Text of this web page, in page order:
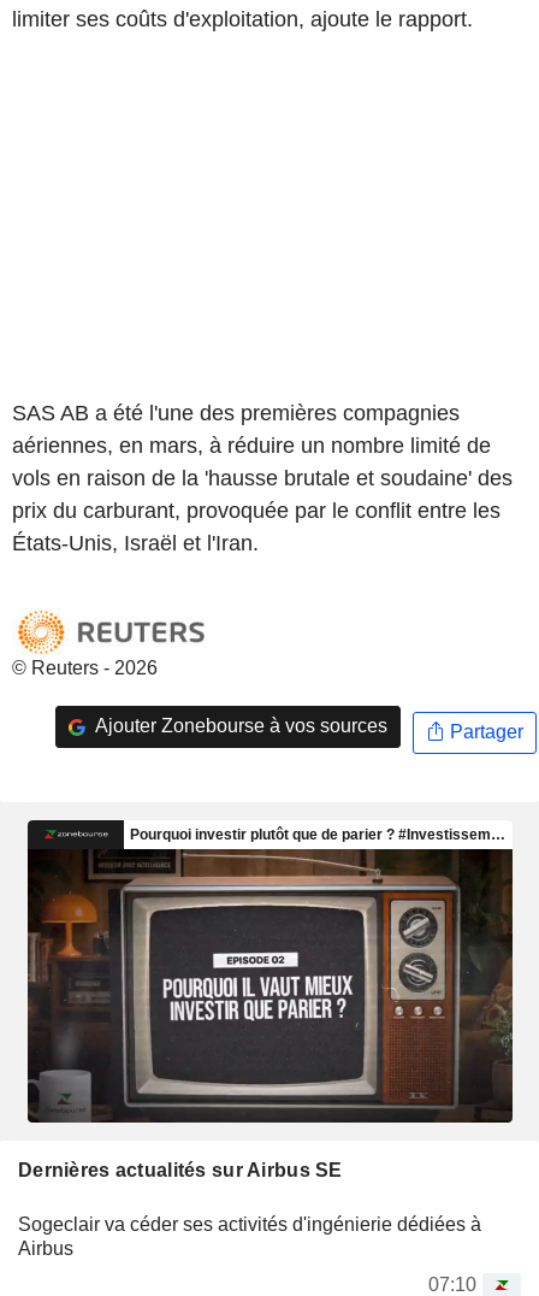
limiter ses coûts d'exploitation, ajoute le rapport.
SAS AB a été l'une des premières compagnies
aériennes, en mars, à réduire un nombre limité de
vols en raison de la 'hausse brutale et soudaine' des
prix du carburant, provoquée par le conflit entre les
États-Unis, Israël et l'Iran.
© Reuters - 2026
Ajouter Zonebourse à vos sources Partager
Dernières actualités sur Airbus SE
Sogeclair va céder ses activités d'ingénierie dédiées à
Airbus
07:10